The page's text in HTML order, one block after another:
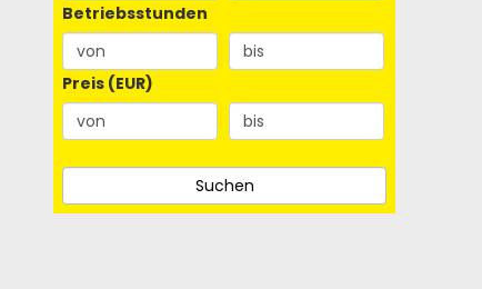
Betriebsstunden
Preis (EUR)